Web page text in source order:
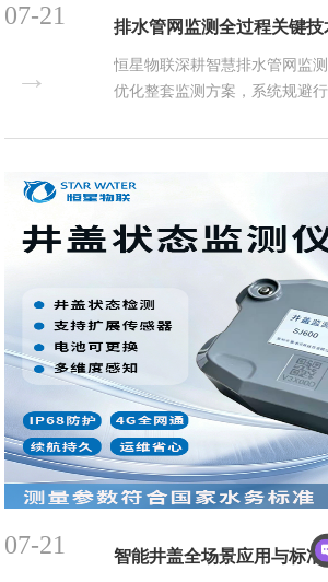
07-21
→
恒星物联深耕智慧排水管网监
优化整套监测方案，系统规避
技术与设备支撑。如您正在规
考以上要点，避开“装了没用”
防汛决策和管网运维赋能。...
07-21